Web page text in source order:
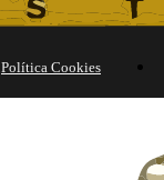
Política Cookies